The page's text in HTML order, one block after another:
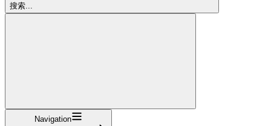
搜索...
Navigation